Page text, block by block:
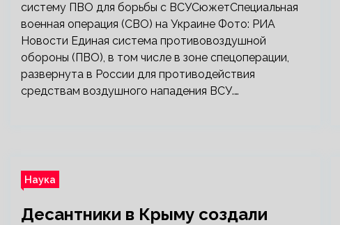
систему ПВО для борьбы с ВСУСюжетСпециальная
военная операция (СВО) на Украине Фото: РИА
Новости Единая система противовоздушной
обороны (ПВО), в том числе в зоне спецоперации,
развернута в России для противодействия
средствам воздушного нападения ВСУ.…
Наука
Десантники в Крыму создали